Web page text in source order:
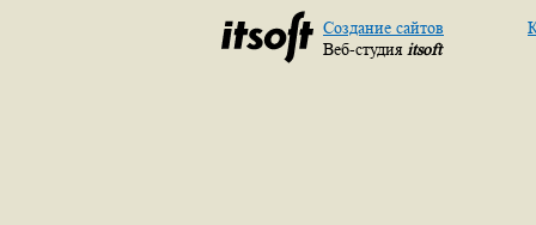
Создание сайтов
Веб-студия itsoft